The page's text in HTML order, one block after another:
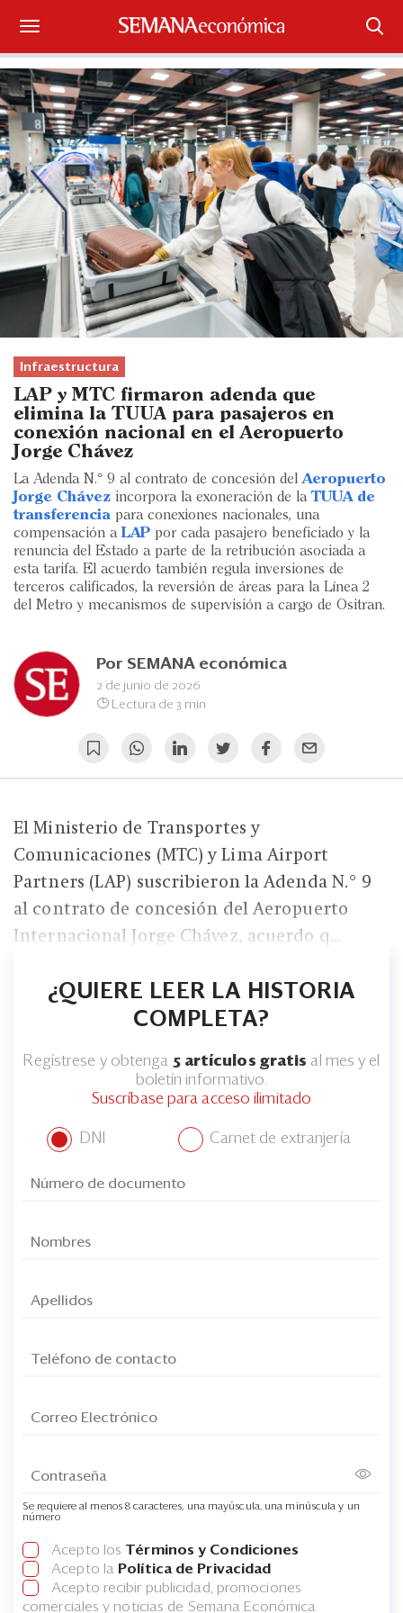
Suscríbase
Iniciar sesión
Portada
¿Qué está pasando?
Sectores y Empresas
Management
Economía y Finanzas
Legal y Política
Eventos
Blogs
Ranking CEO
Edición Impresa
Infraestructura
LAP y MTC firmaron adenda que
elimina la TUUA para pasajeros en
conexión nacional en el Aeropuerto
Jorge Chávez
La Adenda N.° 9 al contrato de concesión del Aeropuerto
Jorge Chávez incorpora la exoneración de laTUUA de
transferencia para conexiones nacionales, una
compensación a
LAP por cada pasajero beneficiado y la
renuncia del Estado a parte de la retribución asociada a
esta tarifa. El acuerdo también regula inversiones de
terceros calificados, la reversión de áreas para la Línea 2
del Metro y mecanismos de supervisión a cargo de Ositran.
Por SEMANA económica
2 de junio de 2026
Lectura de 3 min
El Ministerio de Transportes y
Comunicaciones (MTC) y Lima Airport
Partners (LAP) suscribieron la Adenda N.° 9
al contrato de concesión del Aeropuerto
Internacional Jorge Chávez, acuerdo q...
¿QUIERE LEER LA HISTORIA
COMPLETA?
Regístrese y obtenga 5 artículos gratis al mes y el
boletín informativo.
Suscríbase para acceso ilimitado
DNI Carnet de extranjería
Se requiere al menos 8 caracteres, una mayúscula, una minúscula y un
número
Acepto los Términos y Condiciones
Acepto la Política de Privacidad
Acepto recibir publicidad, promociones
comerciales y noticias de Semana Económica